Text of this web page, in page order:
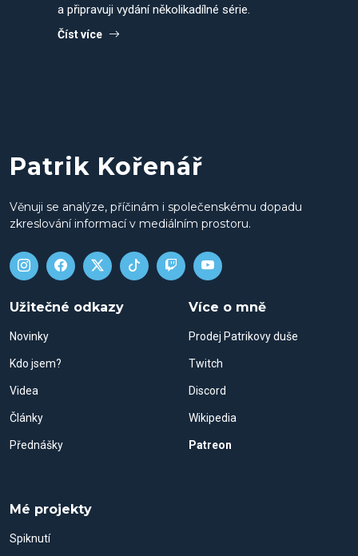
a připravuji vydání několikadílné série.
Číst více
Patrik Kořenář
Věnuji se analýze, příčinám i společenskému dopadu
zkreslování informací v mediálním prostoru.
Užitečné odkazy
Novinky
Kdo jsem?
Videa
Články
Přednášky
Více o mně
Prodej Patrikovy duše
Twitch
Discord
Wikipedia
Patreon
Mé projekty
Spiknutí